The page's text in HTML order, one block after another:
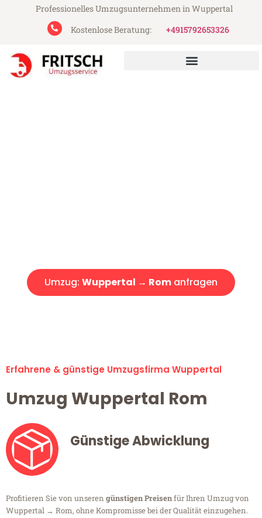
Professionelles Umzugsunternehmen in Wuppertal
Kostenlose Beratung:
+4915792653326
Umzug: Wuppertal → Rom anfragen
Erfahrene & günstige Umzugsfirma Wuppertal
Umzug Wuppertal Rom
Günstige Abwicklung
Profitieren Sie von unseren günstigen Preisenfür Ihren Umzug von
Wuppertal → Rom, ohne Kompromisse bei der Qualität einzugehen.